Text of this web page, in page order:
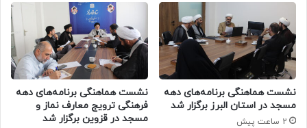
نشست هماهنگی برنامه‌های دهه
مسجد در استان البرز برگزار شد
2 ساعت پیش
نشست هماهنگی برنامه‌های دهه
فرهنگی ترویج معارف نماز و
مسجد در قزوین برگزار شد